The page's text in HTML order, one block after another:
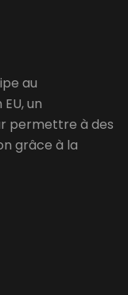
au
un
permettre à des
grâce à la